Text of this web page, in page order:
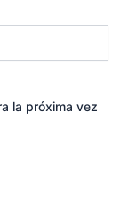
la próxima vez